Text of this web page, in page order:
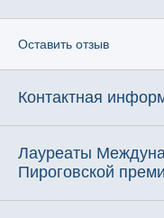
Оставить отзыв
Контактная
Лауреаты
Пироговской